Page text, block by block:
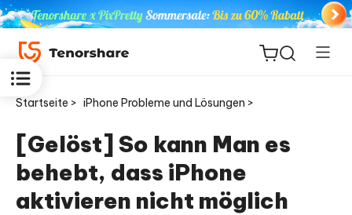
ReiBoot
for iOS
Startseite > iPhone Probleme und Lösungen >
[Gelöst] So kann Man es
behebt, dass iPhone
aktivieren nicht möglich